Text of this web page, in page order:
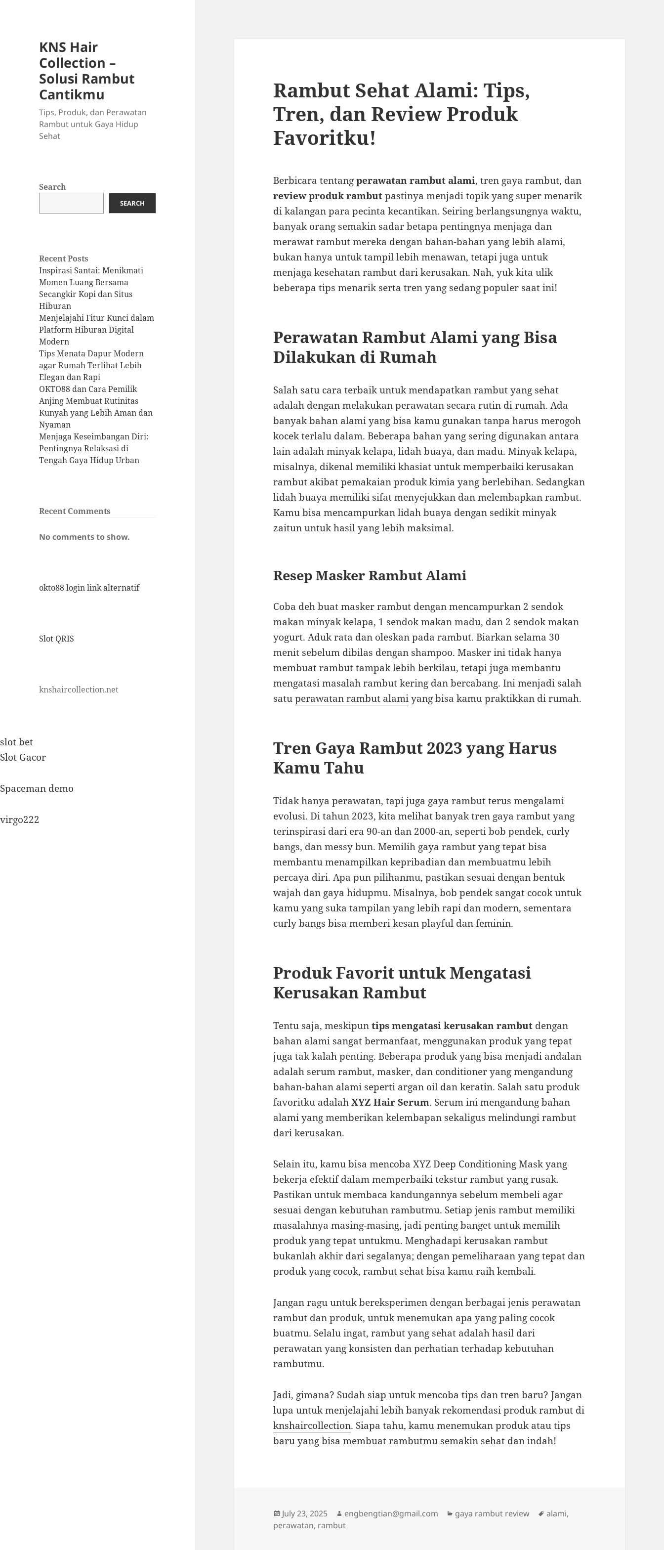
KNS Hair
Collection –
Solusi Rambut
Cantikmu
Tips, Produk, dan Perawatan
Rambut untuk Gaya Hidup
Sehat
Search
SEARCH
Recent Posts
Inspirasi Santai: Menikmati
Momen Luang Bersama
Secangkir Kopi dan Situs
Hiburan
Menjelajahi Fitur Kunci dalam
Platform Hiburan Digital
Modern
Tips Menata Dapur Modern
agar Rumah Terlihat Lebih
Elegan dan Rapi
OKTO88 dan Cara Pemilik
Anjing Membuat Rutinitas
Kunyah yang Lebih Aman dan
Nyaman
Menjaga Keseimbangan Diri:
Pentingnya Relaksasi di
Tengah Gaya Hidup Urban
Recent Comments
No comments to show.
okto88 login link alternatif
Slot QRIS
knshaircollection.net
slot bet
Slot Gacor
Spaceman demo
virgo222
Rambut Sehat Alami: Tips,
Tren, dan Review Produk
Favoritku!
Berbicara tentangperawatan rambut alami, tren gaya rambut, dan
review produk rambutpastinya menjadi topik yang super menarik
di kalangan para pecinta kecantikan. Seiring berlangsungnya waktu,
banyak orang semakin sadar betapa pentingnya menjaga dan
merawat rambut mereka dengan bahan-bahan yang lebih alami,
bukan hanya untuk tampil lebih menawan, tetapi juga untuk
menjaga kesehatan rambut dari kerusakan. Nah, yuk kita ulik
beberapa tips menarik serta tren yang sedang populer saat ini!
Perawatan Rambut Alami yang Bisa
Dilakukan di Rumah
Salah satu cara terbaik untuk mendapatkan rambut yang sehat
adalah dengan melakukan perawatan secara rutin di rumah. Ada
banyak bahan alami yang bisa kamu gunakan tanpa harus merogoh
kocek terlalu dalam. Beberapa bahan yang sering digunakan antara
lain adalah minyak kelapa, lidah buaya, dan madu. Minyak kelapa,
misalnya, dikenal memiliki khasiat untuk memperbaiki kerusakan
rambut akibat pemakaian produk kimia yang berlebihan. Sedangkan
lidah buaya memiliki sifat menyejukkan dan melembapkan rambut.
Kamu bisa mencampurkan lidah buaya dengan sedikit minyak
zaitun untuk hasil yang lebih maksimal.
Resep Masker Rambut Alami
Coba deh buat masker rambut dengan mencampurkan 2 sendok
makan minyak kelapa, 1 sendok makan madu, dan 2 sendok makan
yogurt. Aduk rata dan oleskan pada rambut. Biarkan selama 30
menit sebelum dibilas dengan shampoo. Masker ini tidak hanya
membuat rambut tampak lebih berkilau, tetapi juga membantu
mengatasi masalah rambut kering dan bercabang. Ini menjadi salah
satuperawatan rambut alamiyang bisa kamu praktikkan di rumah.
Tren Gaya Rambut 2023 yang Harus
Kamu Tahu
Tidak hanya perawatan, tapi juga gaya rambut terus mengalami
evolusi. Di tahun 2023, kita melihat banyak tren gaya rambut yang
terinspirasi dari era 90-an dan 2000-an, seperti bob pendek, curly
bangs, dan messy bun. Memilih gaya rambut yang tepat bisa
membantu menampilkan kepribadian dan membuatmu lebih
percaya diri. Apa pun pilihanmu, pastikan sesuai dengan bentuk
wajah dan gaya hidupmu. Misalnya, bob pendek sangat cocok untuk
kamu yang suka tampilan yang lebih rapi dan modern, sementara
curly bangs bisa memberi kesan playful dan feminin.
Produk Favorit untuk Mengatasi
Kerusakan Rambut
Tentu saja, meskipuntips mengatasi kerusakan rambut dengan
bahan alami sangat bermanfaat, menggunakan produk yang tepat
juga tak kalah penting. Beberapa produk yang bisa menjadi andalan
adalah serum rambut, masker, dan conditioner yang mengandung
bahan-bahan alami seperti argan oil dan keratin. Salah satu produk
favoritku adalahXYZ Hair Serum. Serum ini mengandung bahan
alami yang memberikan kelembapan sekaligus melindungi rambut
dari kerusakan.
Selain itu, kamu bisa mencoba XYZ Deep Conditioning Mask yang
bekerja efektif dalam memperbaiki tekstur rambut yang rusak.
Pastikan untuk membaca kandungannya sebelum membeli agar
sesuai dengan kebutuhan rambutmu. Setiap jenis rambut memiliki
masalahnya masing-masing, jadi penting banget untuk memilih
produk yang tepat untukmu. Menghadapi kerusakan rambut
bukanlah akhir dari segalanya; dengan pemeliharaan yang tepat dan
produk yang cocok, rambut sehat bisa kamu raih kembali.
Jangan ragu untuk bereksperimen dengan berbagai jenis perawatan
rambut dan produk, untuk menemukan apa yang paling cocok
buatmu. Selalu ingat, rambut yang sehat adalah hasil dari
perawatan yang konsisten dan perhatian terhadap kebutuhan
rambutmu.
Jadi, gimana? Sudah siap untuk mencoba tips dan tren baru? Jangan
lupa untuk menjelajahi lebih banyak rekomendasi produk rambut di
knshaircollection. Siapa tahu, kamu menemukan produk atau tips
baru yang bisa membuat rambutmu semakin sehat dan indah!
Posted
on
July 23, 2025 Author
engbengtian@gmail.com Categories
gaya rambut review Tags
alami,
perawatan, rambut